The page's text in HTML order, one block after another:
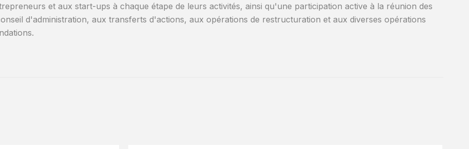
et aux start-ups à chaque étape de leurs activités, ainsi qu'une participation active à la réunion des
d'administration, aux transferts d'actions, aux opérations de restructuration et aux diverses opérations